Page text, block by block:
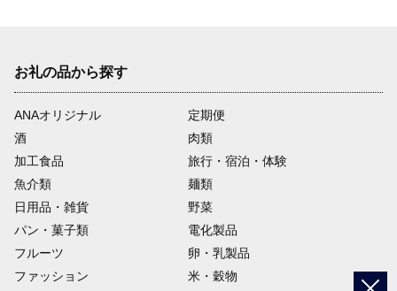
お礼の品から探す
ANAオリジナル
定期便
酒
肉類
加工食品
旅行・宿泊・体験
魚介類
麺類
日用品・雑貨
野菜
パン・菓子類
電化製品
フルーツ
卵・乳製品
ファッション
米・穀物